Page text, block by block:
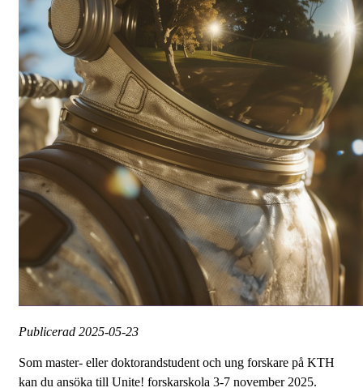
Publicerad 2025-05-23
Som master- eller doktorandstudent och ung forskare på KTH
kan du ansöka till Unite! forskarskola 3-7 november 2025.